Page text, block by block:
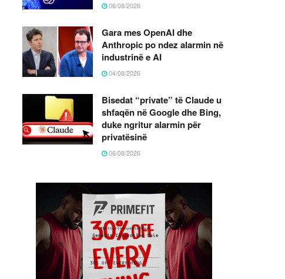
06/08/2026
Gara mes OpenAI dhe
Anthropic po ndez alarmin në
industrinë e AI
04/08/2026
Bisedat “private” të Claude u
shfaqën në Google dhe Bing,
duke ngritur alarmin për
privatësinë
06/08/2026